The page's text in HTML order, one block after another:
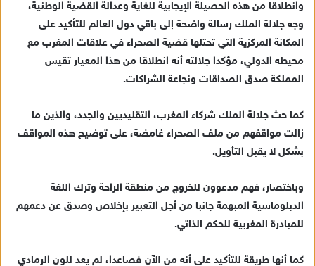
وانطلاقا من هذه الحصيلة الإيجابية للغاية وعدالة القضية الوطنية،
وجه جلالة الملك رسالة واضحة إلى باقي دول العالم للتأكيد على
المكانة المركزية التي تحتلها قضية الصحراء في علاقات المغرب مع
محيطه الدولي، مؤكدا جلالته أنه انطلاقا من هذا المعيار تقيس
المملكة صدق الصداقات ونجاعة الشراكات.
كما حث جلالة الملك شركاء المغرب، التقليديين والجدد، والذين ما
زالت مواقفهم من ملف الصحراء غامضة، على توضيح هذه المواقف
بشكل لا يقبل التأويل.
وباختصار، فهم مدعوون للخروج من منطقة الراحة وترك اللغة
الدبلوماسية المبهمة جانبا من أجل التعبير بإخلاص وصدق عن دعمهم
للمبادرة المغربية للحكم الذاتي.
كما أنها طريقة للتأكيد على أنه من الآن فصاعدا، لم يعد للون الرمادي